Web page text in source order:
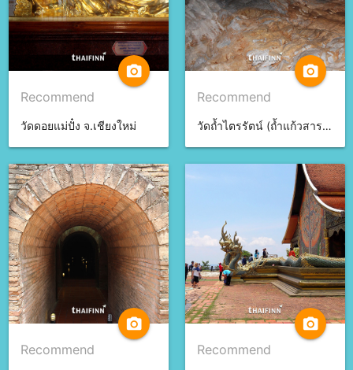
camera_alt
Recommend
วัดดอยแม่ปั๋ง จ.เชียงใหม่
camera_alt
Recommend
วัดถ้ำไตรรัตน์ (ถ้ำแก้วสารพัดนึก) จ.นครราชสีมา
camera_alt
Recommend
camera_alt
Recommend